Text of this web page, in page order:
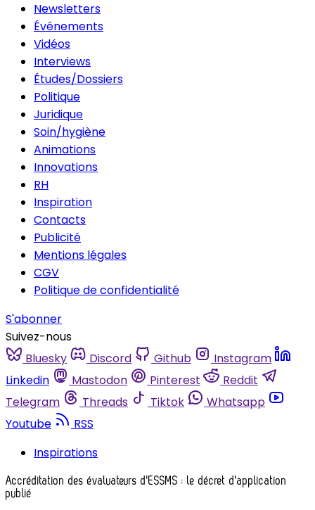
Newsletters
Événements
Vidéos
Interviews
Études/Dossiers
Politique
Juridique
Soin/hygiène
Animations
Innovations
RH
Inspiration
Contacts
Publicité
Mentions légales
CGV
Politique de confidentialité
S'abonner
Suivez-nous
Bluesky
Discord Github
Instagram
Linkedin
Mastodon Pinterest
Reddit
Telegram
Threads Tiktok
Whatsapp
Youtube
RSS
Inspirations
Accréditation des évaluateurs d'ESSMS : le décret d'application
publié